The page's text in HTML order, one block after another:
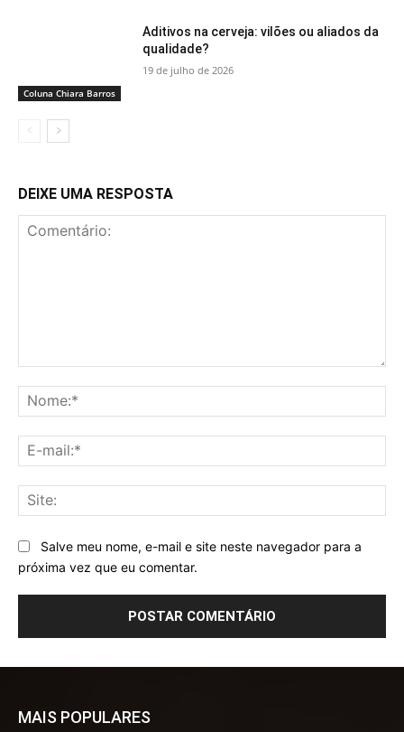
Coluna Chiara Barros
Aditivos na cerveja: vilões ou aliados da
qualidade?
19 de julho de 2026
DEIXE UMA RESPOSTA
Salve meu nome, e-mail e site neste navegador para a
próxima vez que eu comentar.
MAIS POPULARES